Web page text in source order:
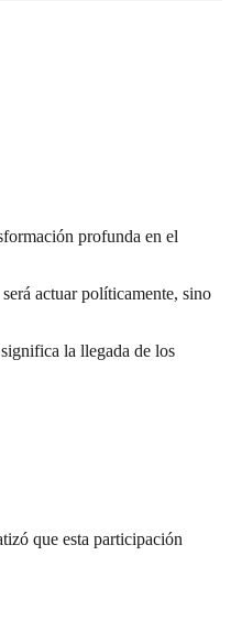
profunda en el
actuar políticamente, sino
la llegada de los
que esta participación